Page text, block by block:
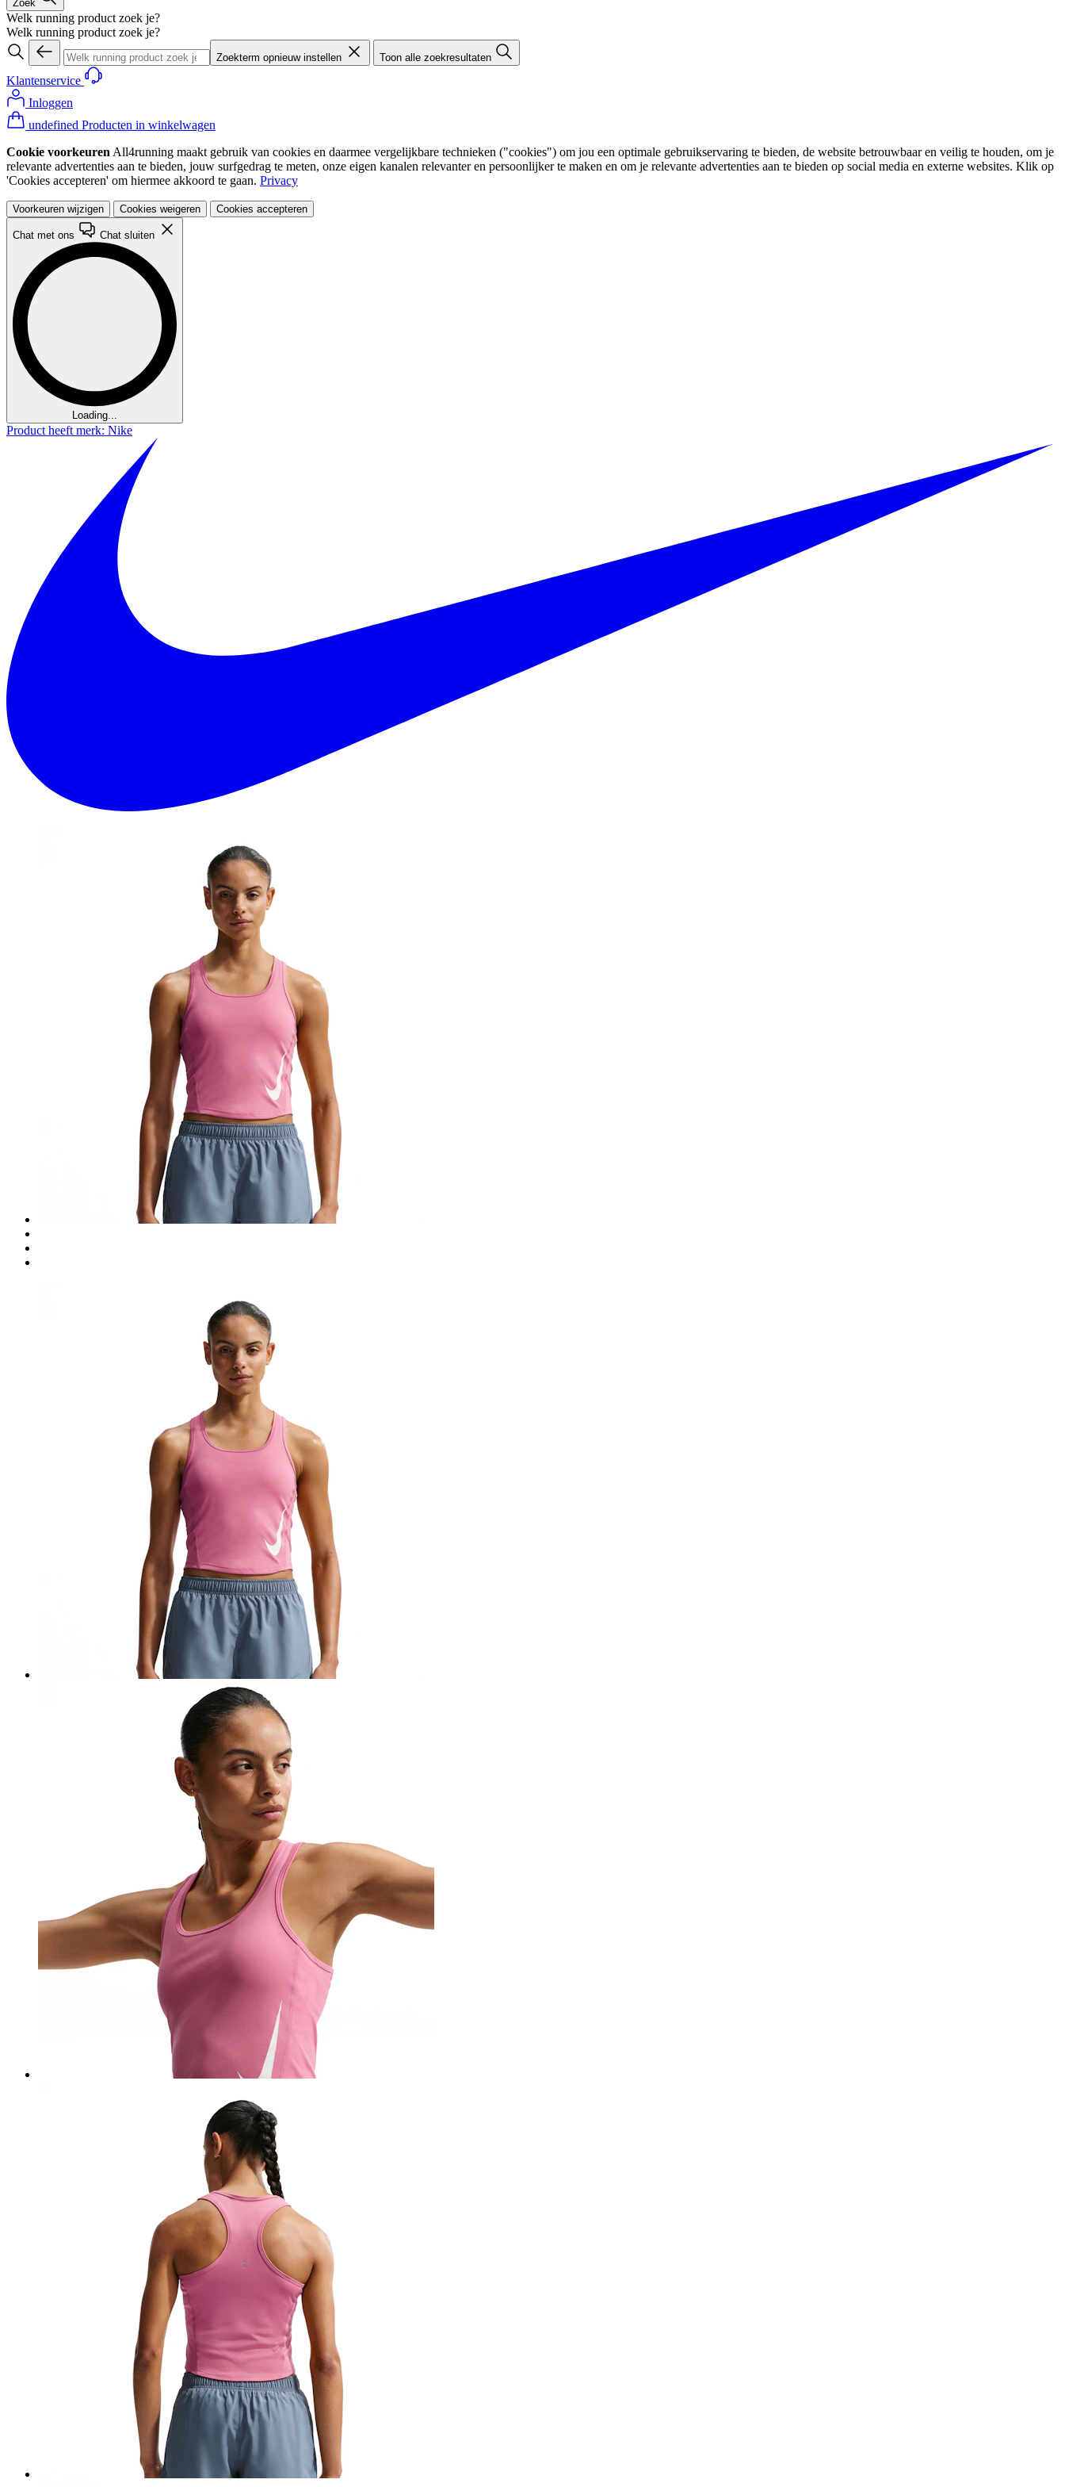
Zoek
Welk running product zoek je?
Welk running product zoek je?
Zoekterm opnieuw instellen Toon alle zoekresultaten
Klantenservice
Inloggen
undefined Producten in winkelwagen
Cookie voorkeuren All4running maakt gebruik van cookies en daarmee vergelijkbare technieken ("cookies") om jou een optimale gebruikservaring te bieden, de website betrouwbaar en veilig te houden, om je
relevante advertenties aan te bieden, jouw surfgedrag te meten, onze eigen kanalen relevanter en persoonlijker te maken en om je relevante advertenties aan te bieden op social media en externe websites. Klik op
'Cookies accepteren' om hiermee akkoord te gaan. Privacy
Voorkeuren wijzigen Cookies weigeren Cookies accepteren
Chat met ons Chat sluiten
Loading...
Product heeft merk: Nike